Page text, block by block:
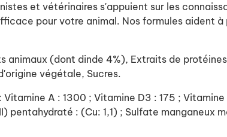
et vétérinaires s'appuient sur les
pour votre animal. Nos formules aident
animaux (dont dinde 4%), Extraits de
végétale, Sucres.
A : 1300 ; Vitamine D3 : 175 ;
pentahydraté : (Cu: 1,1) ; Sulfate